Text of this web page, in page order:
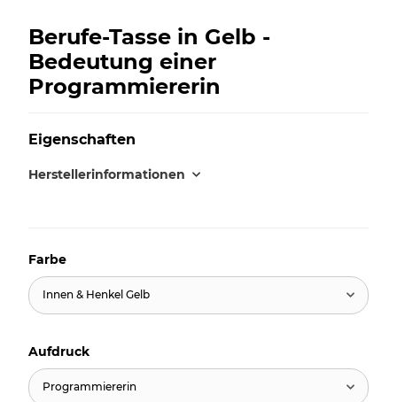
Berufe-Tasse in Gelb -
Bedeutung einer
Programmiererin
Eigenschaften
Herstellerinformationen
Farbe
Innen & Henkel Gelb
Aufdruck
Programmiererin